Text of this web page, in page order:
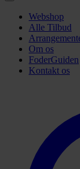
Webshop
Alle Tilbud
Om os
FoderGuiden
Kontakt os